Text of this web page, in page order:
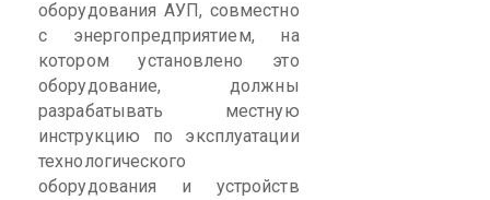
оборудования АУП, совместно
с энергопредприятием, на
котором установлено это
оборудование, должны
разрабатывать местную
инструкцию по эксплуатации
технологического
оборудования и устройств